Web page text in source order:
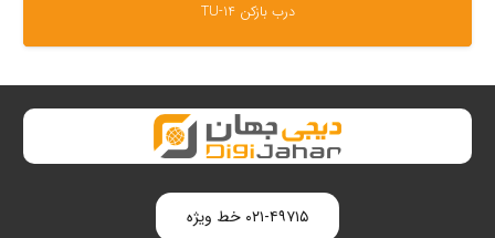
درب بازکن TU-14
۰۲۱-۴۹۷۱۵ خط ویژه